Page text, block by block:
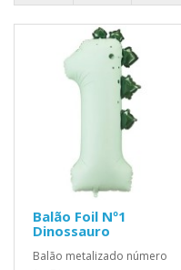
Balão Foil Nº1
Dinossauro
Balão metalizado número